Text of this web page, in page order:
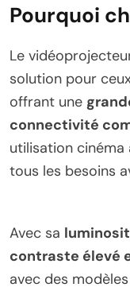
Pourquoi
Le
solution pour
offrant une
connectivité
utilisation cinéma
tous les besoins
Avec sa
contraste élevé
avec des